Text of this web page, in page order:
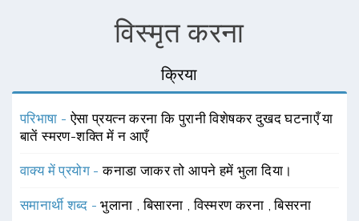
विस्मृत करना
क्रिया
परिभाषा -ऐसा प्रयत्न करना कि पुरानी विशेषकर दुखद घटनाएँ या
बातें स्मरण-शक्ति में न आएँ
वाक्य में प्रयोग -कनाडा जाकर तो आपने हमें भुला दिया।
समानार्थी शब्द -भुलाना ,बिसारना ,विस्मरण करना ,बिसरना